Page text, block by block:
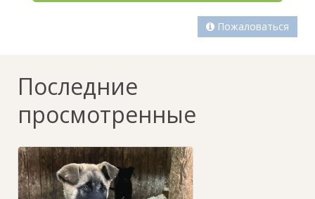
Пожаловаться
Последние
просмотренные